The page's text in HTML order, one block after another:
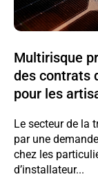
Multirisque
des contrats
pour les
Le secteur de la
par une
chez les
d’installateur...